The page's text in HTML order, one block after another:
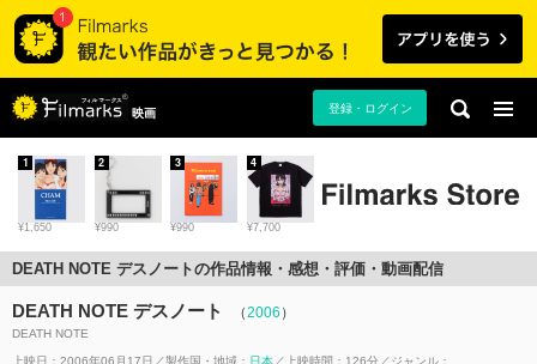
映画 登録・ログイン
¥1,650
1
¥990
2
¥990
3
¥7,700
4
DEATH NOTE デスノートの作品情報・感想・評価・動画配信
DEATH NOTE デスノート （2006 ）
DEATH NOTE
上映日：2006年06月17日 製作国・地域： 日本 上映時間：126分
ジャンル：